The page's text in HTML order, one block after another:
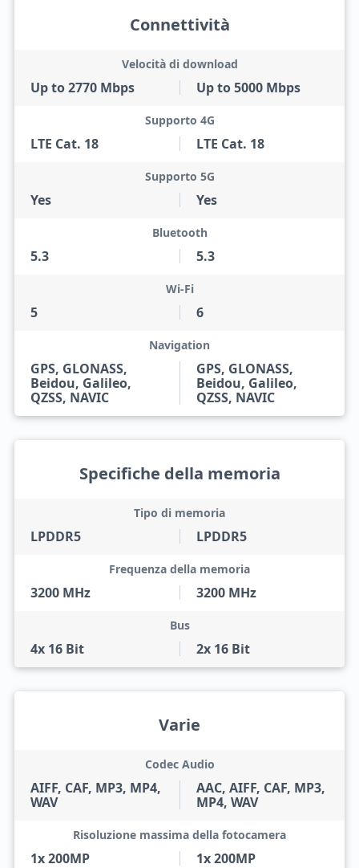
Connettività
Up to 2770 Mbps
Velocità di download
Up to 5000 Mbps
LTE Cat. 18
Supporto 4G
LTE Cat. 18
Yes
Supporto 5G
Yes
5.3
Bluetooth
5.3
5
Wi-Fi
6
GPS, GLONASS,
Beidou, Galileo,
QZSS, NAVIC
Navigation
GPS, GLONASS,
Beidou, Galileo,
QZSS, NAVIC
Specifiche della memoria
LPDDR5
Tipo di memoria
LPDDR5
3200 MHz
Frequenza della memoria
3200 MHz
4x 16 Bit
Bus
2x 16 Bit
Varie
AIFF, CAF, MP3, MP4,
WAV
Codec Audio
AAC, AIFF, CAF, MP3,
MP4, WAV
1x 200MP
Risoluzione massima della fotocamera
1x 200MP